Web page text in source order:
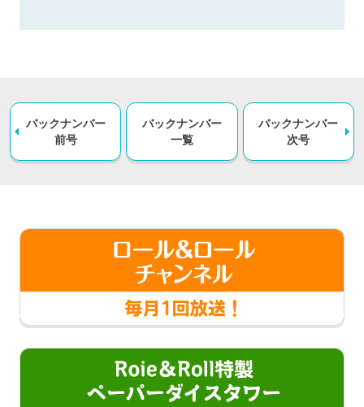
バックナンバー
前号
バックナンバー
一覧
バックナンバー
次号